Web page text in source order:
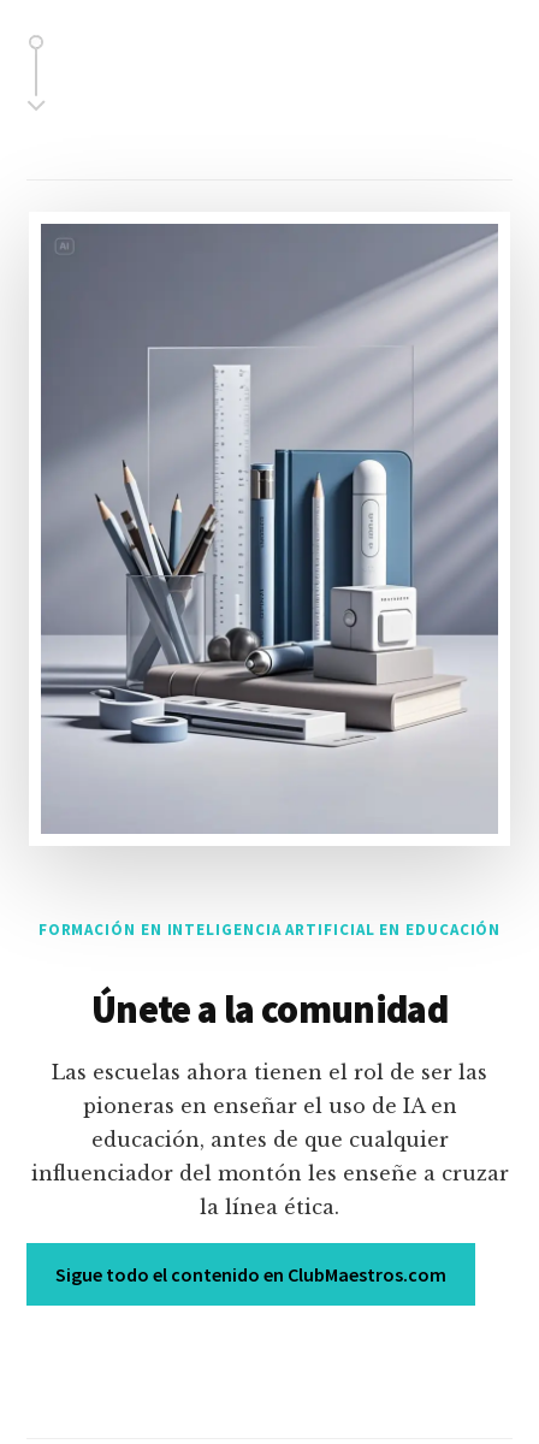
FORMACIÓN EN INTELIGENCIA ARTIFICIAL EN EDUCACIÓN
Únete a la comunidad
Las escuelas ahora tienen el rol de ser las
pioneras en enseñar el uso de IA en
educación, antes de que cualquier
influenciador del montón les enseñe a cruzar
la línea ética.
Sigue todo el contenido en ClubMaestros.com